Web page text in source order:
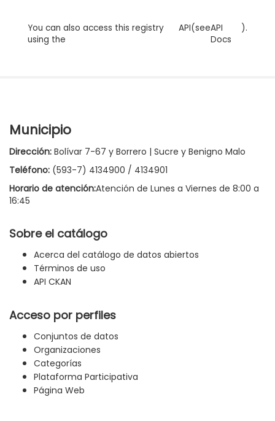
You can also access this registry
using the
API(seeAPI
Docs
).
Municipio
Dirección: Bolívar 7-67 y Borrero | Sucre y Benigno Malo
Teléfono: (593-7) 4134900 / 4134901
Horario de atención:Atención de Lunes a Viernes de 8:00 a
16:45
Sobre el catálogo
Acerca del catálogo de datos abiertos
Términos de uso
API CKAN
Acceso por perfiles
Conjuntos de datos
Organizaciones
Categorías
Plataforma Participativa
Página Web